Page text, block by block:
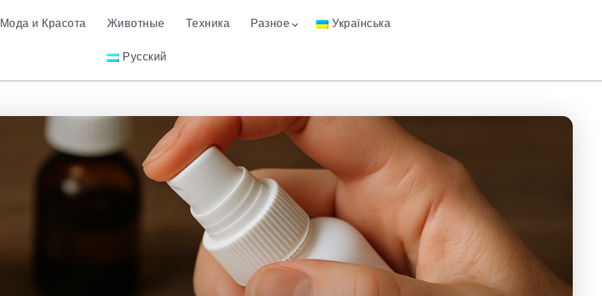
Мода и Красота Животные Техника Разное Українська
Русский